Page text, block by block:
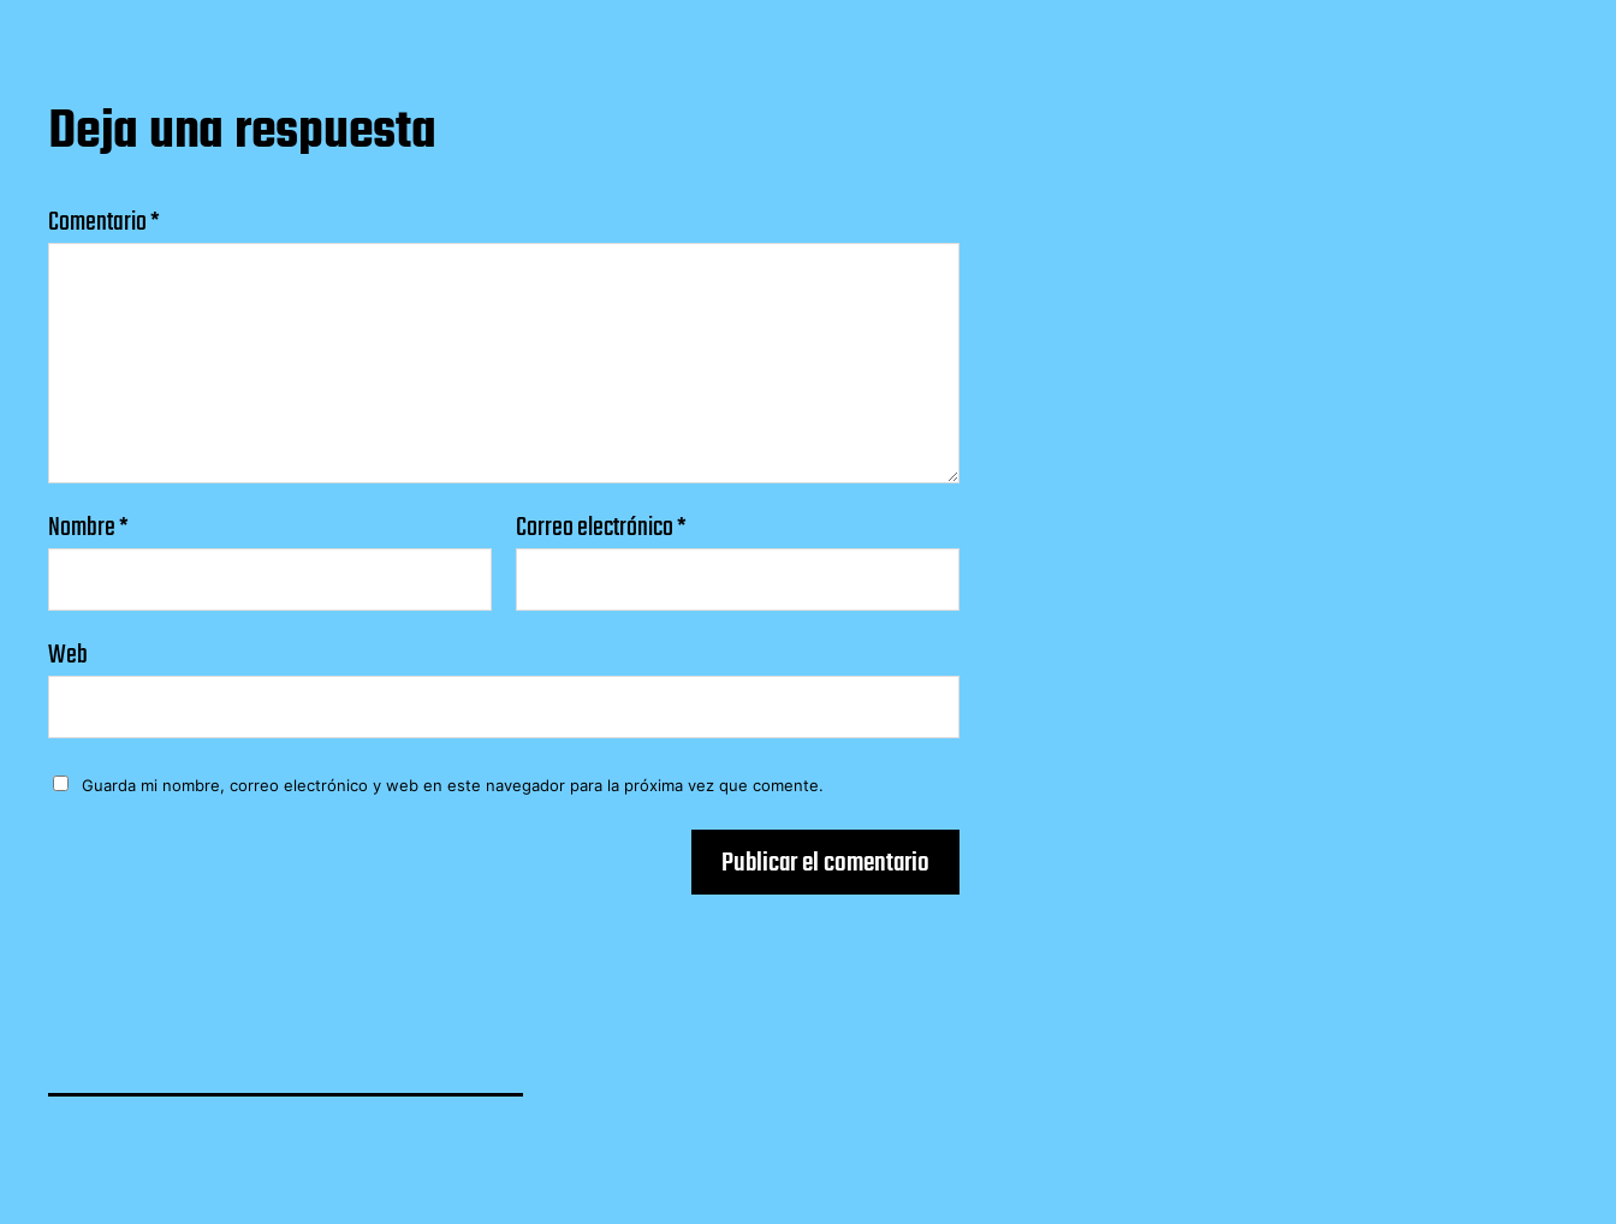
Deja una respuesta
Comentario*
Nombre* Correo electrónico*
Web
Guarda mi nombre, correo electrónico y web en este navegador para la próxima vez que comente.